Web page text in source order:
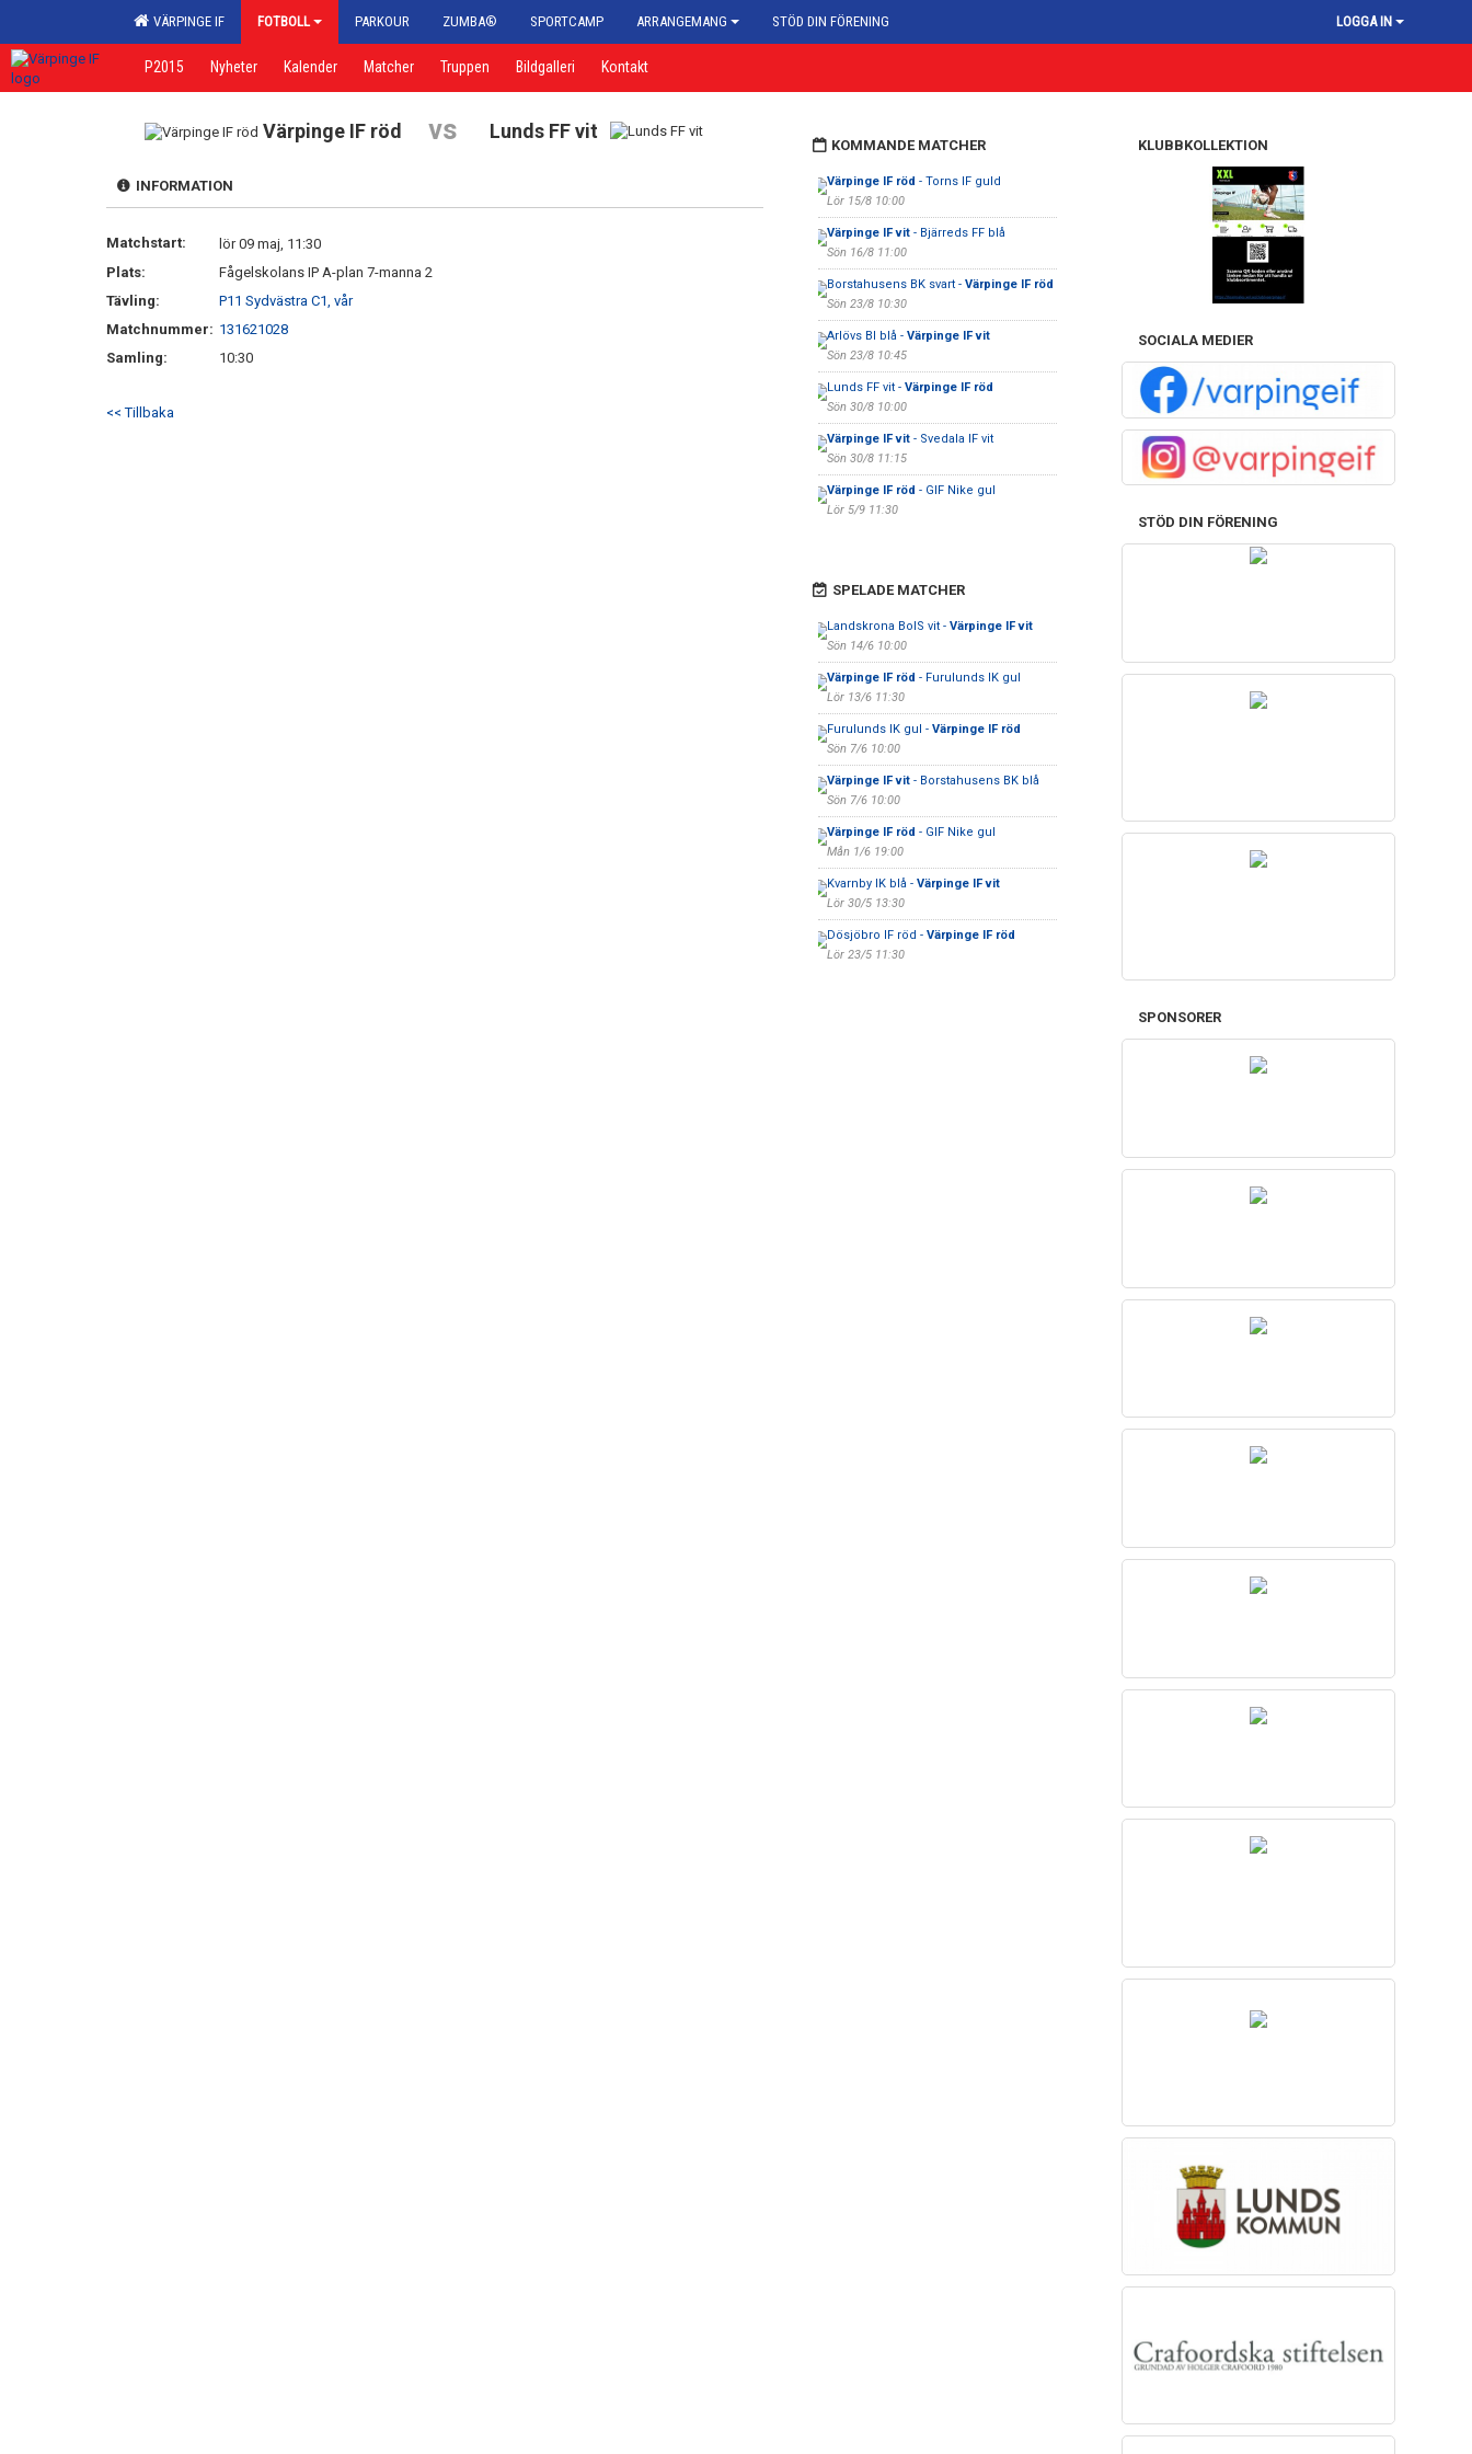
VÄRPINGE IF FOTBOLL PARKOUR ZUMBA® SPORTCAMP ARRANGEMANG STÖD DIN FÖRENING LOGGA IN
P2015 Nyheter Kalender Matcher Truppen Bildgalleri Kontakt
Värpinge IF röd vs Lunds FF vit
INFORMATION
Matchstart:
lör 09 maj, 11:30
Plats:
Fågelskolans IP A-plan 7-manna 2
Tävling:
P11 Sydvästra C1, vår
Matchnummer: 131621028
Samling:
10:30
<< Tillbaka
KOMMANDE MATCHER
Värpinge IF röd - Torns IF guld
Lör 15/8 10:00
Värpinge IF vit- Bjärreds FF blå
Sön 16/8 11:00
Borstahusens BK svart - Värpinge IF röd
Sön 23/8 10:30
Arlövs BI blå - Värpinge IF vit
Sön 23/8 10:45
Lunds FF vit - Värpinge IF röd
Sön 30/8 10:00
Värpinge IF vit- Svedala IF vit
Sön 30/8 11:15
Värpinge IF röd - GIF Nike gul
Lör 5/9 11:30
SPELADE MATCHER
Landskrona BoIS vit - Värpinge IF vit
Sön 14/6 10:00
Värpinge IF röd - Furulunds IK gul
Lör 13/6 11:30
Furulunds IK gul - Värpinge IF röd
Sön 7/6 10:00
Värpinge IF vit- Borstahusens BK blå
Sön 7/6 10:00
Värpinge IF röd - GIF Nike gul
Mån 1/6 19:00
Kvarnby IK blå - Värpinge IF vit
Lör 30/5 13:30
Dösjöbro IF röd - Värpinge IF röd
Lör 23/5 11:30
KLUBBKOLLEKTION
SOCIALA MEDIER
STÖD DIN FÖRENING
SPONSORER